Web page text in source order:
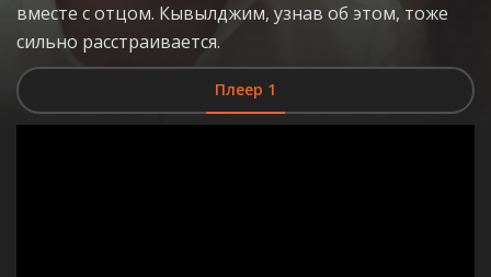
вместе с отцом. Кывылджим, узнав об этом, тоже
сильно расстраивается.
Плеер 1